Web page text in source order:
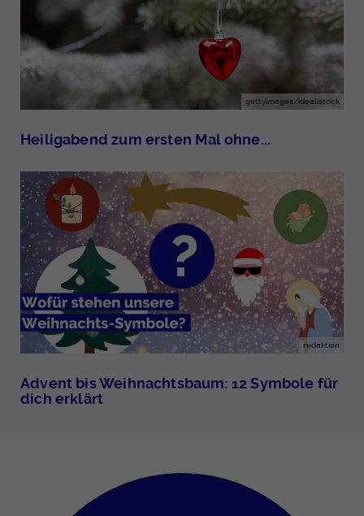
gettyimages/idealistock
Heiligabend zum ersten Mal ohne...
redaktion
Advent bis Weihnachtsbaum: 12 Symbole für
dich erklärt